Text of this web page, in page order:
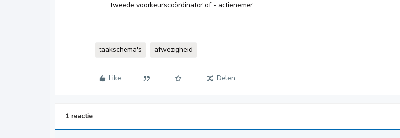
tweede voorkeurscoördinator of - actienemer.
taakschema's afwezigheid
Like Delen
1 reactie